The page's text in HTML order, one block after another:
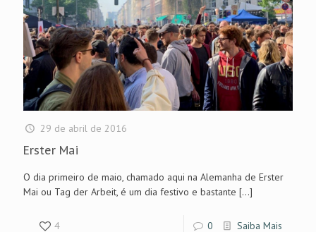
29 de abril de 2016
Erster Mai
O dia primeiro de maio, chamado aqui na Alemanha de Erster
Mai ou Tag der Arbeit, é um dia festivo e bastante […]
4 0 Saiba Mais